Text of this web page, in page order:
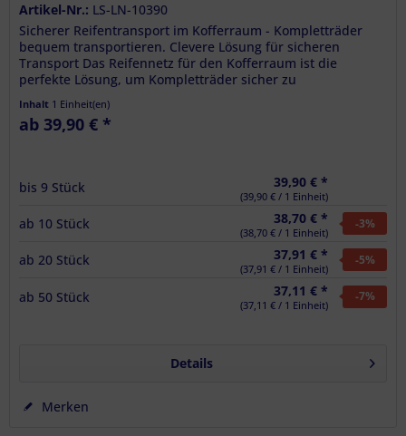
Artikel-Nr.: LS-LN-10390
Sicherer Reifentransport im Kofferraum - Kompletträder
bequem transportieren. Clevere Lösung für sicheren
Transport Das Reifennetz für den Kofferraum ist die
perfekte Lösung, um Kompletträder sicher zu
Inhalt 1 Einheit(en)
ab 39,90 € *
bis 9 Stück 39,90 € *
(39,90 € / 1 Einheit)
ab 10 Stück 38,70 € *
(38,70 € / 1 Einheit)
-3%
ab 20 Stück 37,91 € *
(37,91 € / 1 Einheit)
-5%
ab 50 Stück 37,11 € *
(37,11 € / 1 Einheit)
-7%
Details
Merken